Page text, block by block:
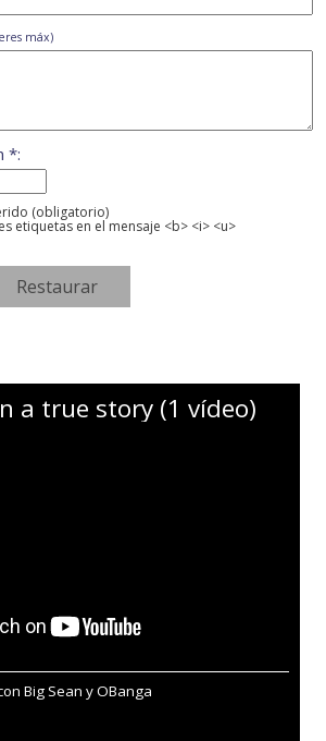
máx)
*:
(obligatorio)
etiquetas en el mensaje <b> <i> <u>
a true story (1 vídeo)
Big Sean y OBanga